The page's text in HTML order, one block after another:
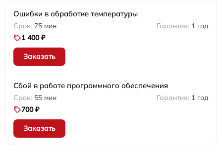
Ошибки в обработке температуры
75 мин
1 год
1 400 ₽
Заказать
Сбой в работе программного обеспечения
55 мин
1 год
700 ₽
Заказать